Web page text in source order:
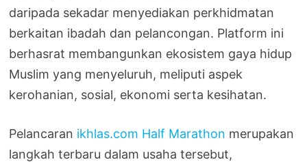
daripada sekadar menyediakan perkhidmatan
berkaitan ibadah dan pelancongan. Platform ini
berhasrat membangunkan ekosistem gaya hidup
Muslim yang menyeluruh, meliputi aspek
kerohanian, sosial, ekonomi serta kesihatan.
Pelancaran ikhlas.com Half Marathon merupakan
langkah terbaru dalam usaha tersebut,